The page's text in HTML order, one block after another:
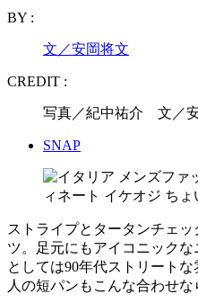
BY :
文／安岡将文
CREDIT :
写真／紀中祐介 文／
SNAP
ストライプとタータンチェ
ツ。足元にもアイコニック
としては90年代ストリート
人の短パンもこんな合わせな